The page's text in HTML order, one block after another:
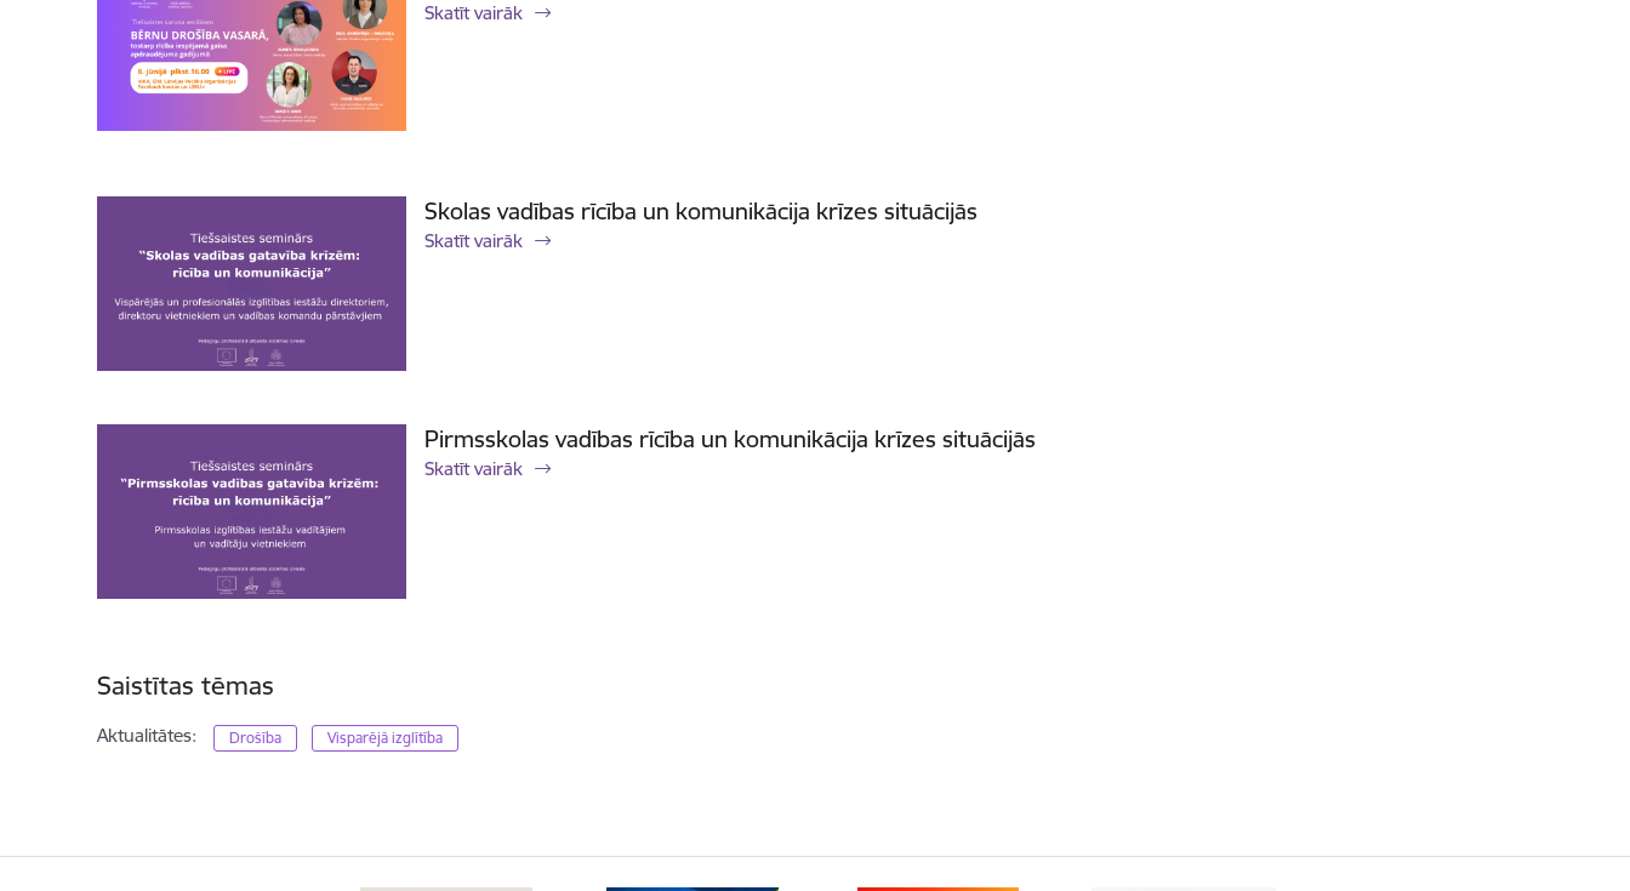
Skatīt vairāk
Skolas vadības rīcība un komunikācija krīzes situācijās
Skatīt vairāk
Pirmsskolas vadības rīcība un komunikācija krīzes situācijās
Skatīt vairāk
Saistītas tēmas
Aktualitātes: Drošība Visparējā izglītība